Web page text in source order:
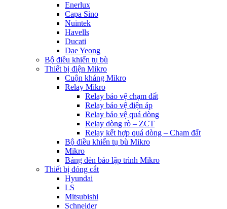
Enerlux
Capa Sino
Nuintek
Havells
Ducati
Dae Yeong
Bộ điều khiển tụ bù
Thiết bị điện Mikro
Cuộn kháng Mikro
Relay Mikro
Relay bảo vệ chạm đất
Relay bảo vệ điện áp
Relay bảo vệ quá dòng
Relay dòng rò – ZCT
Relay kết hợp quá dòng – Chạm đất
Bộ điều khiển tụ bù Mikro
Mikro
Bảng đèn báo lập trình Mikro
Thiết bị đóng cắt
Hyundai
LS
Mitsubishi
Schneider